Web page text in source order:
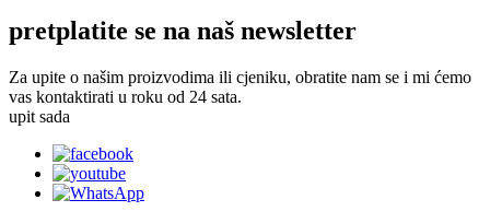
pretplatite se na naš newsletter
Za upite o našim proizvodima ili cjeniku, obratite nam se i mi ćemo
vas kontaktirati u roku od 24 sata.
upit sada